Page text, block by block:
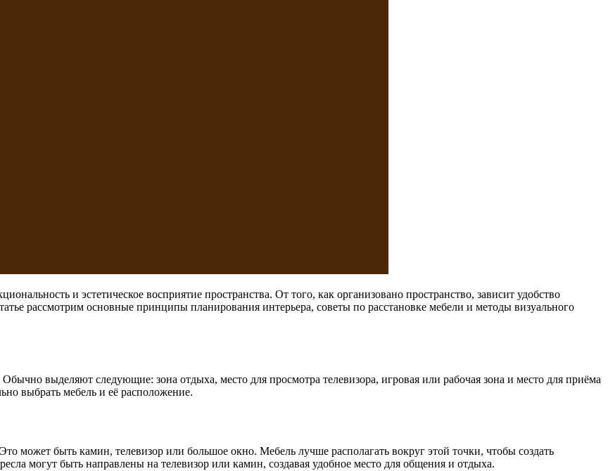
и эстетическое восприятие пространства. От того, как организовано пространство, зависит удобство
рассмотрим основные принципы планирования интерьера, советы по расстановке мебели и методы визуального
выделяют следующие: зона отдыха, место для просмотра телевизора, игровая или рабочая зона и место для приёма
выбрать мебель и её расположение.
может быть камин, телевизор или большое окно. Мебель лучше располагать вокруг этой точки, чтобы создать
могут быть направлены на телевизор или камин, создавая удобное место для общения и отдыха.